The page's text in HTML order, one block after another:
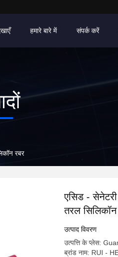
हमारे बारे में संपर्क करें
रबर
एसिड - सेनेटरी
तरल
उत्पाद विवरण
उत्पत्ति के प्लेस:
ब्रांड नाम: RUI -